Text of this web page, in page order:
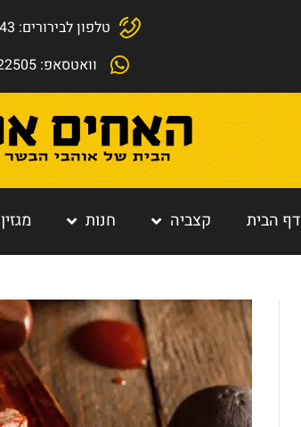
טלפון לבירורים: 03-6878643
וואטסאפ: 050-5222505
דף הבית קצביה חנות מגזין